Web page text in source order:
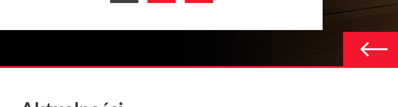
slide
Display
number
Display
number
Display
number